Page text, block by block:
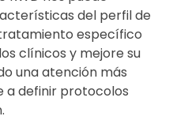
del perfil de
específico
clínicos y mejore su
una atención más
a definir protocolos